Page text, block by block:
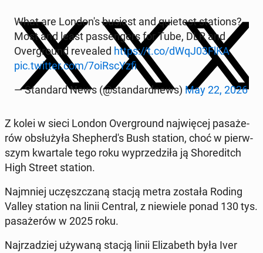
What are Lon­do­n's busiest and qu­ie­test sta­tions?
Most and least pas­sen­gers for Tube, DLR and
Over­gro­und re­ve­aled https://t.co/dWqJ03FlKA
pic.twitter.com/7oiR­scYz­fi
— Stan­dard News (@stan­dard­news) May 22, 2026
Z kolei w sieci London Over­gro­und naj­wię­cej pa­sa­że­
rów ob­słu­ży­ła She­pher­d's Bush station, choć w pierw­
szym kwar­ta­le tego roku wy­prze­dzi­ła ją Sho­re­ditch
High Street station.
Naj­mniej uczęsz­cza­ną stacją metra została Roding
Valley station na linii Central, z nie­wie­le ponad 130 tys.
pa­sa­że­rów w 2025 roku.
Naj­rza­dziej używaną stacją linii Eli­za­beth była Iver